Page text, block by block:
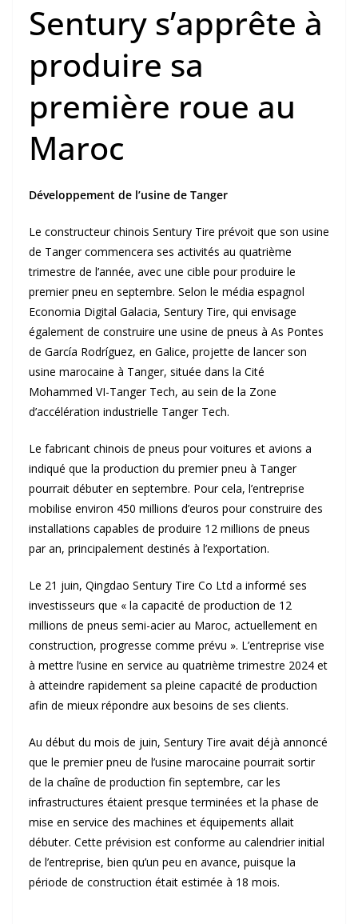
Sentury s’apprête à
produire sa
première roue au
Maroc
Développement de l’usine de Tanger
Le constructeur chinois Sentury Tire prévoit que son usine
de Tanger commencera ses activités au quatrième
trimestre de l’année, avec une cible pour produire le
premier pneu en septembre. Selon le média espagnol
Economia Digital Galacia, Sentury Tire, qui envisage
également de construire une usine de pneus à As Pontes
de García Rodríguez, en Galice, projette de lancer son
usine marocaine à Tanger, située dans la Cité
Mohammed VI-Tanger Tech, au sein de la Zone
d’accélération industrielle Tanger Tech.
Le fabricant chinois de pneus pour voitures et avions a
indiqué que la production du premier pneu à Tanger
pourrait débuter en septembre. Pour cela, l’entreprise
mobilise environ 450 millions d’euros pour construire des
installations capables de produire 12 millions de pneus
par an, principalement destinés à l’exportation.
Le 21 juin, Qingdao Sentury Tire Co Ltd a informé ses
investisseurs que « la capacité de production de 12
millions de pneus semi-acier au Maroc, actuellement en
construction, progresse comme prévu ». L’entreprise vise
à mettre l’usine en service au quatrième trimestre 2024 et
à atteindre rapidement sa pleine capacité de production
afin de mieux répondre aux besoins de ses clients.
Au début du mois de juin, Sentury Tire avait déjà annoncé
que le premier pneu de l’usine marocaine pourrait sortir
de la chaîne de production fin septembre, car les
infrastructures étaient presque terminées et la phase de
mise en service des machines et équipements allait
débuter. Cette prévision est conforme au calendrier initial
de l’entreprise, bien qu’un peu en avance, puisque la
période de construction était estimée à 18 mois.